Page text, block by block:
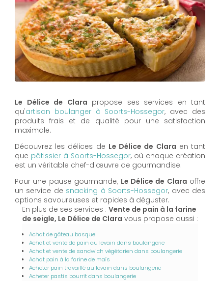
Le Délice de Clara propose ses services en tant
qu'artisan boulanger à Soorts-Hossegor, avec des
produits frais et de qualité pour une satisfaction
maximale.
Découvrez les délices de Le Délice de Clara en tant
que pâtissier à Soorts-Hossegor, où chaque création
est un véritable chef-d'œuvre de gourmandise.
Pour une pause gourmande, Le Délice de Clara offre
un service de snacking à Soorts-Hossegor, avec des
options savoureuses et rapides à déguster.
En plus de ses services : Vente de pain à la farine
de seigle, Le Délice de Clara vous propose aussi :
Achat de gâteau basque
Achat et vente de pain au levain dans boulangerie
Achat et vente de sandwich végétarien dans boulangerie
Achat pain à la farine de maïs
Acheter pain travaillé au levain dans boulangerie
Acheter pastis bourrit dans boulangerie